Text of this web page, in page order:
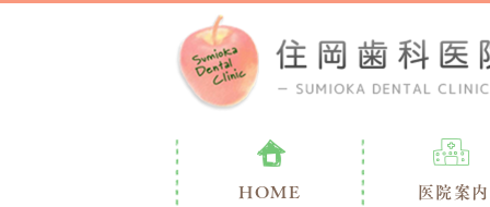
HOME 医院案内